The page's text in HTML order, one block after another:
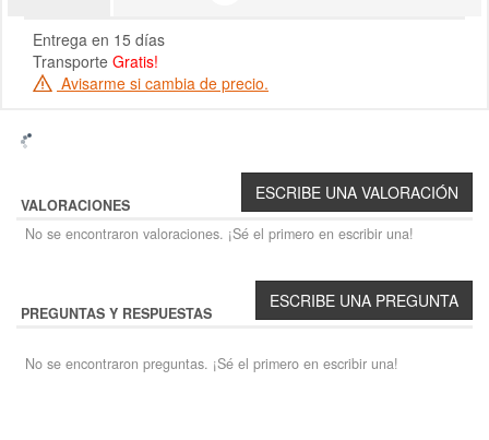
Entrega en 15 días
Transporte Gratis!
Avisarme si cambia de precio.
VALORACIONES
No se encontraron valoraciones. ¡Sé el primero en escribir una!
PREGUNTAS Y RESPUESTAS
No se encontraron preguntas. ¡Sé el primero en escribir una!